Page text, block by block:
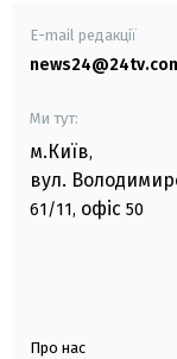
E-mail редакції
Ми тут:
м.Київ,
вул.
61/11, офіс 50
Про нас